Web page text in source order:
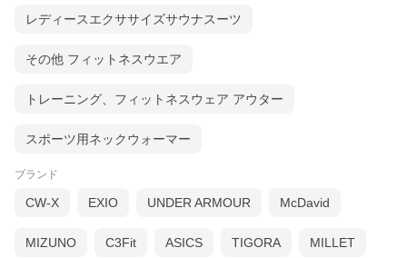
レディースエクササイズサウナスーツ
その他 フィットネスウエア
トレーニング、フィットネスウェア アウター
スポーツ用ネックウォーマー
ブランド
CW-X EXIO UNDER ARMOUR McDavid
MIZUNO C3Fit ASICS TIGORA MILLET